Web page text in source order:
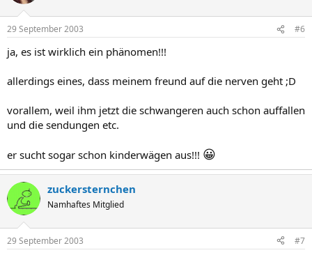
29 September 2003 #6
ja, es ist wirklich ein phänomen!!!
allerdings eines, dass meinem freund auf die nerven geht ;D
vorallem, weil ihm jetzt die schwangeren auch schon auffallen
und die sendungen etc.
er sucht sogar schon kinderwägen aus!!! 😀
zuckersternchen
Namhaftes Mitglied
29 September 2003 #7